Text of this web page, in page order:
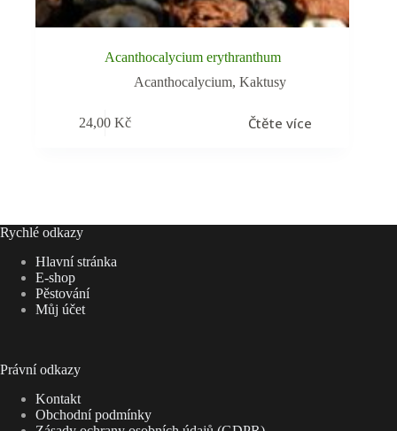
Acanthocalycium erythranthum
Acanthocalycium,Kaktusy
24,00Kč Čtěte více
Rychlé odkazy
Hlavní stránka
E-shop
Pěstování
Můj účet
Právní odkazy
Kontakt
Obchodní podmínky